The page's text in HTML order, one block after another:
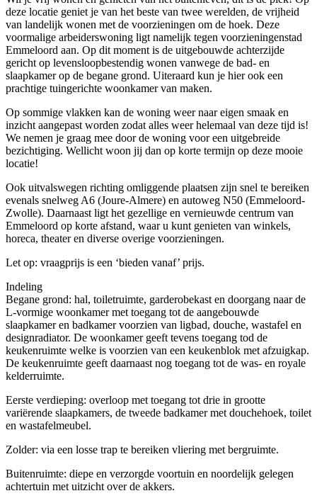
deze locatie geniet je van het beste van twee werelden, de vrijheid
van landelijk wonen met de voorzieningen om de hoek. Deze
voormalige arbeiderswoning ligt namelijk tegen voorzieningenstad
Emmeloord aan. Op dit moment is de uitgebouwde achterzijde
gericht op levensloopbestendig wonen vanwege de bad- en
slaapkamer op de begane grond. Uiteraard kun je hier ook een
prachtige tuingerichte woonkamer van maken.
Op sommige vlakken kan de woning weer naar eigen smaak en
inzicht aangepast worden zodat alles weer helemaal van deze tijd is!
We nemen je graag mee door de woning voor een uitgebreide
bezichtiging. Wellicht woon jij dan op korte termijn op deze mooie
locatie!
Ook uitvalswegen richting omliggende plaatsen zijn snel te bereiken
evenals snelweg A6 (Joure-Almere) en autoweg N50 (Emmeloord-
Zwolle). Daarnaast ligt het gezellige en vernieuwde centrum van
Emmeloord op korte afstand, waar u kunt genieten van winkels,
horeca, theater en diverse overige voorzieningen.
Let op: vraagprijs is een ‘bieden vanaf’ prijs.
Indeling
Begane grond: hal, toiletruimte, garderobekast en doorgang naar de
L-vormige woonkamer met toegang tot de aangebouwde
slaapkamer en badkamer voorzien van ligbad, douche, wastafel en
designradiator. De woonkamer geeft tevens toegang tod de
keukenruimte welke is voorzien van een keukenblok met afzuigkap.
De keukenruimte geeft daarnaast nog toegang tot de was- en royale
kelderruimte.
Eerste verdieping: overloop met toegang tot drie in grootte
variërende slaapkamers, de tweede badkamer met douchehoek, toilet
en wastafelmeubel.
Zolder: via een losse trap te bereiken vliering met bergruimte.
Buitenruimte: diepe en verzorgde voortuin en noordelijk gelegen
achtertuin met uitzicht over de akkers.